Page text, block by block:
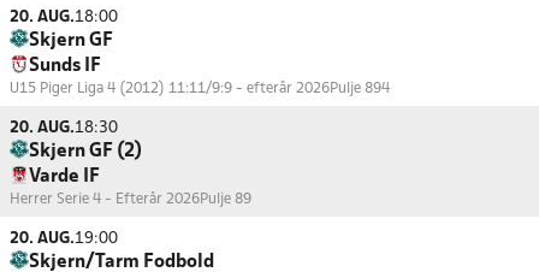
20. AUG.18:00
Skjern GF
Sunds IF
U15 Piger Liga 4 (2012) 11:11/9:9 - efterår 2026Pulje 894
20. AUG.18:30
Skjern GF (2)
Varde IF
Herrer Serie 4 - Efterår 2026Pulje 89
20. AUG.19:00
Skjern/Tarm Fodbold